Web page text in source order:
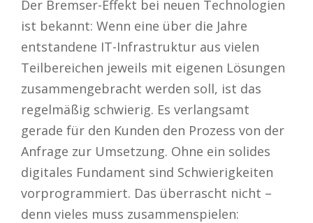
Der Bremser-Effekt bei neuen Technologien
ist bekannt: Wenn eine über die Jahre
entstandene IT-Infrastruktur aus vielen
Teilbereichen jeweils mit eigenen Lösungen
zusammengebracht werden soll, ist das
regelmäßig schwierig. Es verlangsamt
gerade für den Kunden den Prozess von der
Anfrage zur Umsetzung. Ohne ein solides
digitales Fundament sind Schwierigkeiten
vorprogrammiert. Das überrascht nicht –
denn vieles muss zusammenspielen: